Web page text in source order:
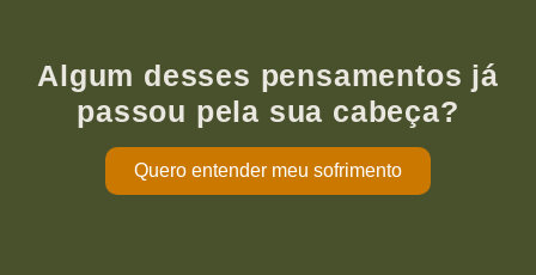
Algum desses pensamentos já
passou pela sua cabeça?
Quero entender meu sofrimento